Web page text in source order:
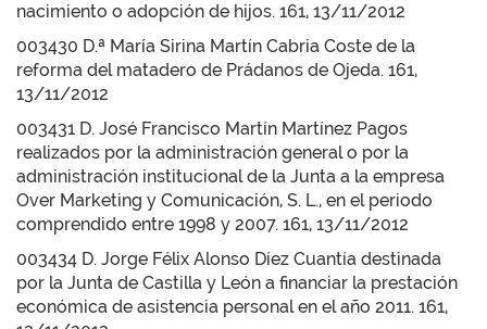
nacimiento o adopción de hijos. 161, 13/11/2012
003430 D.ª María Sirina Martín Cabria Coste de la
reforma del matadero de Prádanos de Ojeda. 161,
13/11/2012
003431 D. José Francisco Martín Martínez Pagos
realizados por la administración general o por la
administración institucional de la Junta a la empresa
Over Marketing y Comunicación, S. L., en el periodo
comprendido entre 1998 y 2007. 161, 13/11/2012
003434 D. Jorge Félix Alonso Díez Cuantía destinada
por la Junta de Castilla y León a financiar la prestación
económica de asistencia personal en el año 2011. 161,